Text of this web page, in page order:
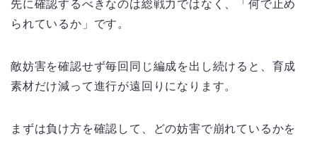
先に確認するべきなのは総戦力ではなく、「何で止め
られているか」です。
敵妨害を確認せず毎回同じ編成を出し続けると、育成
素材だけ減って進行が遠回りになります。
まずは負け方を確認して、どの妨害で崩れているかを